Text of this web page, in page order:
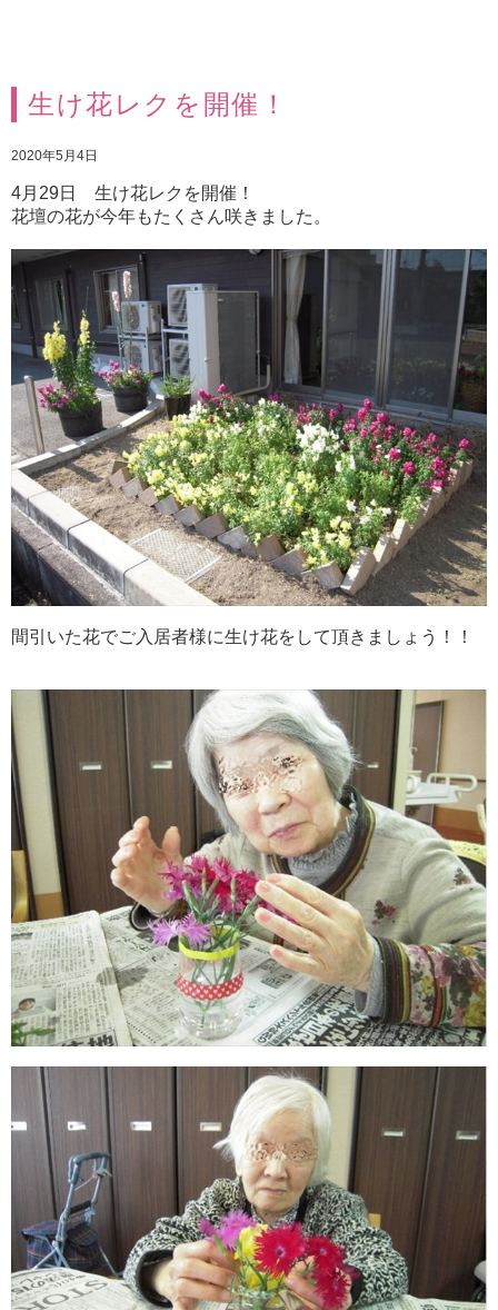
生け花レクを開催！
2020年5月4日
4月29日 生け花レクを開催！
花壇の花が今年もたくさん咲きました。
間引いた花でご入居者様に生け花をして頂きましょう！！